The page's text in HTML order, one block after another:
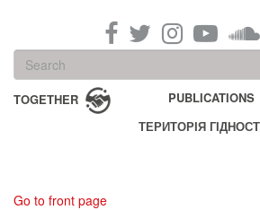
Search
form
Search
TOGETHER
PUBLICATIONS
ТЕРИТОРІЯ
Go to front page